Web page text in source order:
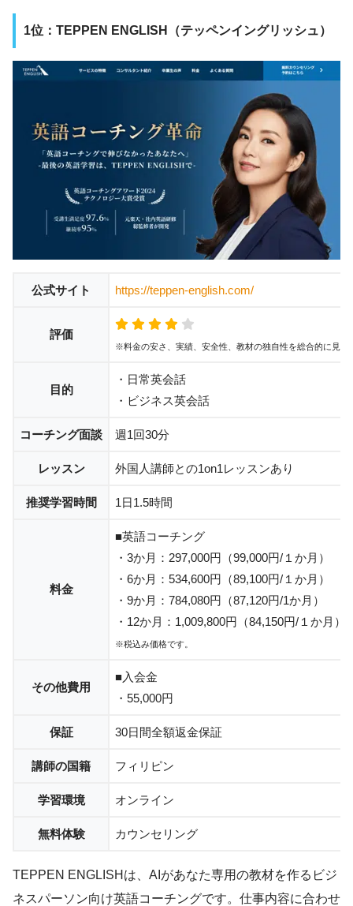
1位：TEPPEN ENGLISH（テッペンイングリッシュ）
公式サイト https://teppen-english.com/
評価
※料金の安さ、実績、安全性、教材の独自性を総合的に見て
目的
・日常英会話
・ビジネス英会話
コーチング面談 週1回30分
レッスン 外国人講師との1on1レッスンあり
推奨学習時間 1日1.5時間
料金
■英語コーチング
・3か月：297,000円（99,000円/１か月）
・6か月：534,600円（89,100円/１か月）
・9か月：784,080円（87,120円/1か月）
・12か月：1,009,800円（84,150円/１か月）
※税込み価格です。
その他費用
■入会金
・55,000円
保証 30日間全額返金保証
講師の国籍 フィリピン
学習環境 オンライン
無料体験 カウンセリング
TEPPEN ENGLISHは、AIがあなた専用の教材を作るビジ
ネスパーソン向け英語コーチングです。仕事内容に合わせ